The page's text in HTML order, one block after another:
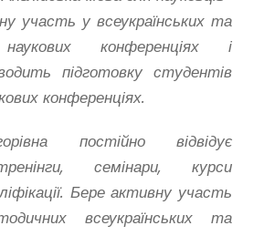
участь у всеукраїнських та
конференціях і
підготовку студентів
конференціях.
постійно відвідує
семінари, курси
Бере активну участь
всеукраїнських та